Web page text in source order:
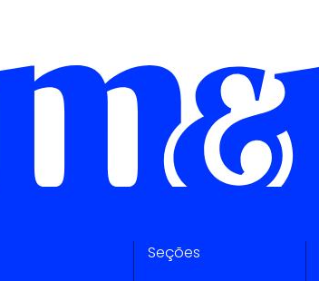
Seções